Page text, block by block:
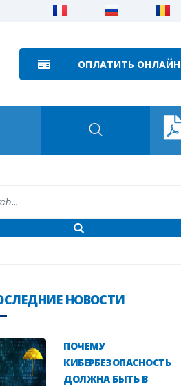
ОПЛАТИТЬ ОНЛАЙН
НОВОСТИ
ПОЧЕМУ
КИБЕРБЕЗОПАСНОСТЬ
ДОЛЖНА БЫТЬ В